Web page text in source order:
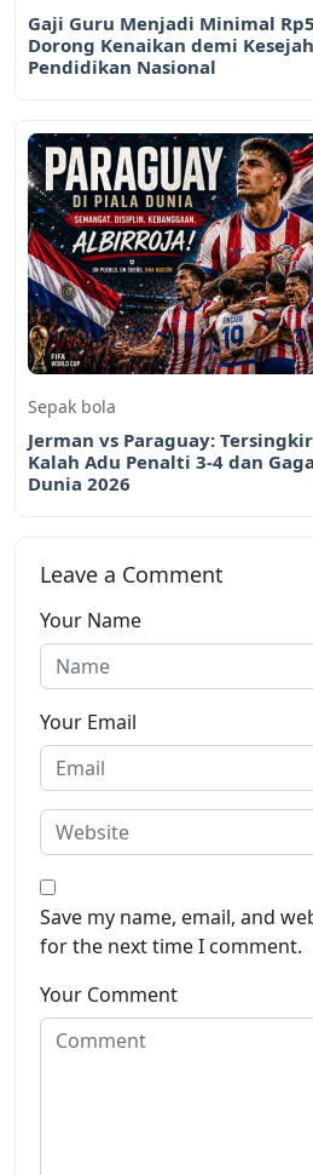
Gaji Guru Menjadi Minimal
Dorong Kenaikan demi
Pendidikan Nasional
Sepak bola
Jerman vs Paraguay:
Kalah Adu Penalti 3-4 dan
Dunia 2026
Leave a Comment
Your Name
Your Email
Save my name, email, and
for the next time I comment.
Your Comment